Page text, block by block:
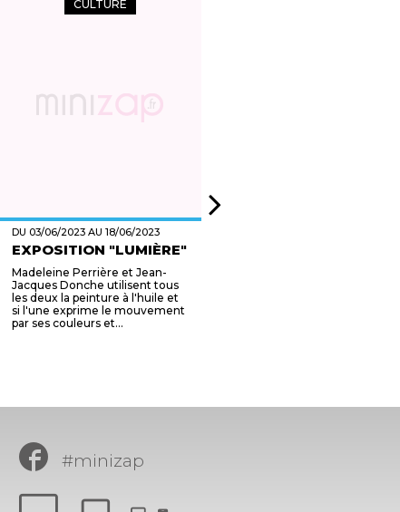
CULTURE
DU 03/06/2023 AU 18/06/2023
EXPOSITION "LUMIÈRE"
Madeleine Perrière et Jean-
Jacques Donche utilisent tous
les deux la peinture à l'huile et
si l'une exprime le mouvement
par ses couleurs et...
#minizap